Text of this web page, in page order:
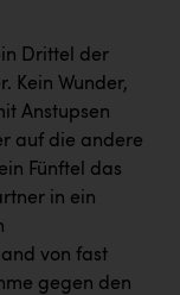
Drittel der
Kein Wunder,
Anstupsen
auf die andere
Fünftel das
in ein
von fast
gegen den